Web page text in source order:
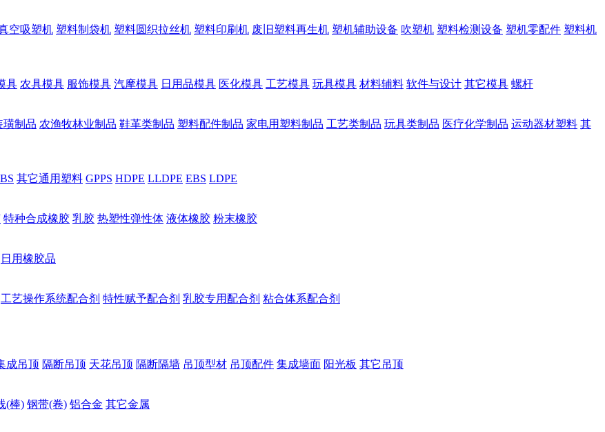
空吸塑机 塑料制袋机 塑料圆织拉丝机 塑料印刷机 废旧塑料再生机 塑机辅助设备 吹塑机 塑料检测设备 塑机零配件 塑料机
具 农具模具 服饰模具 汽摩模具 日用品模具 医化模具 工艺模具 玩具模具 材料辅料 软件与设计 其它模具 螺杆
璜制品 农渔牧林业制品 鞋革类制品 塑料配件制品 家电用塑料制品 工艺类制品 玩具类制品 医疗化学制品 运动器材塑料 其
其它通用塑料 GPPS HDPE LLDPE EBS LDPE
特种合成橡胶 乳胶 热塑性弹性体 液体橡胶 粉末橡胶
日用橡胶品
工艺操作系统配合剂 特性赋予配合剂 乳胶专用配合剂 粘合体系配合剂
成吊顶 隔断吊顶 天花吊顶 隔断隔墙 吊顶型材 吊顶配件 集成墙面 阳光板 其它吊顶
(棒) 钢带(卷) 铝合金 其它金属